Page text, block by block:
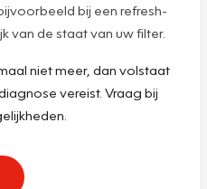
bij een refresh-
van de staat van uw filter.
niet meer, dan volstaat
vereist. Vraag bij